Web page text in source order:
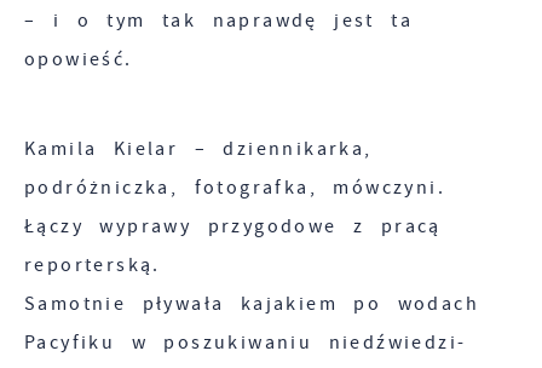
– i o tym tak naprawdę jest ta
opowieść.
Kamila Kielar – dziennikarka,
podróżniczka, fotografka, mówczyni.
Łączy wyprawy przygodowe z pracą
reporterską.
Samotnie pływała kajakiem po wodach
Pacyfiku w poszukiwaniu niedźwiedzi-